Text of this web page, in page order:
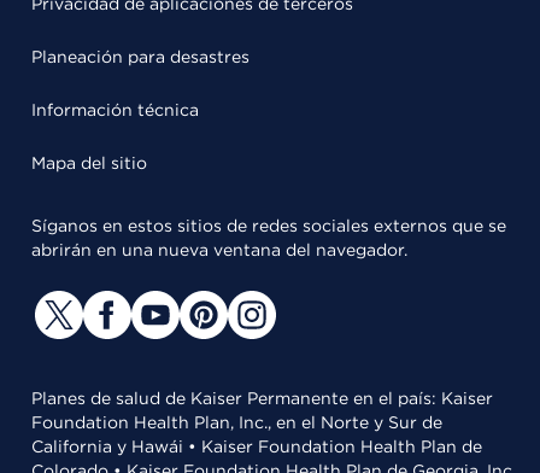
Planeación para desastres
Información técnica
Mapa del sitio
Síganos en estos sitios de redes sociales externos que se
abrirán en una nueva ventana del navegador.
Planes de salud de Kaiser Permanente en el país: Kaiser
Foundation Health Plan, Inc., en el Norte y Sur de
California y Hawái • Kaiser Foundation Health Plan de